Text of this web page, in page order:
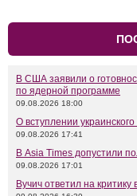
В США заявили о
по ядерной программе
09.08.2026 18:00
О вступлении
09.08.2026 17:41
В Asia Times допустили
09.08.2026 17:01
Вучич ответил на